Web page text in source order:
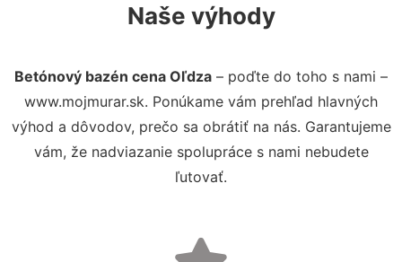
Naše výhody
Betónový bazén cena Oľdza – poďte do toho s nami –
www.mojmurar.sk. Ponúkame vám prehľad hlavných
výhod a dôvodov, prečo sa obrátiť na nás. Garantujeme
vám, že nadviazanie spolupráce s nami nebudete
ľutovať.